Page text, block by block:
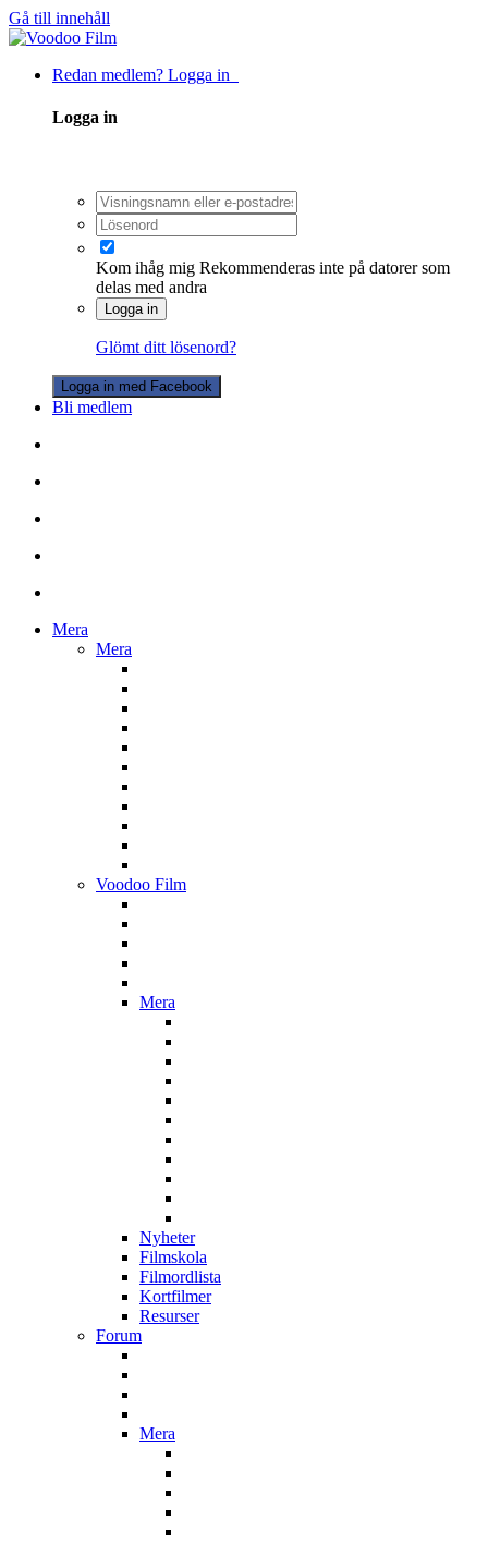
Gå till innehåll
Redan medlem? Logga in
Logga in
Kom ihåg mig Rekommenderas inte på datorer som
delas med andra
Logga in
Glömt ditt lösenord?
Logga in med Facebook
Bli medlem
Mera
Mera
Voodoo Film
Mera
Nyheter
Filmskola
Filmordlista
Kortfilmer
Resurser
Forum
Mera